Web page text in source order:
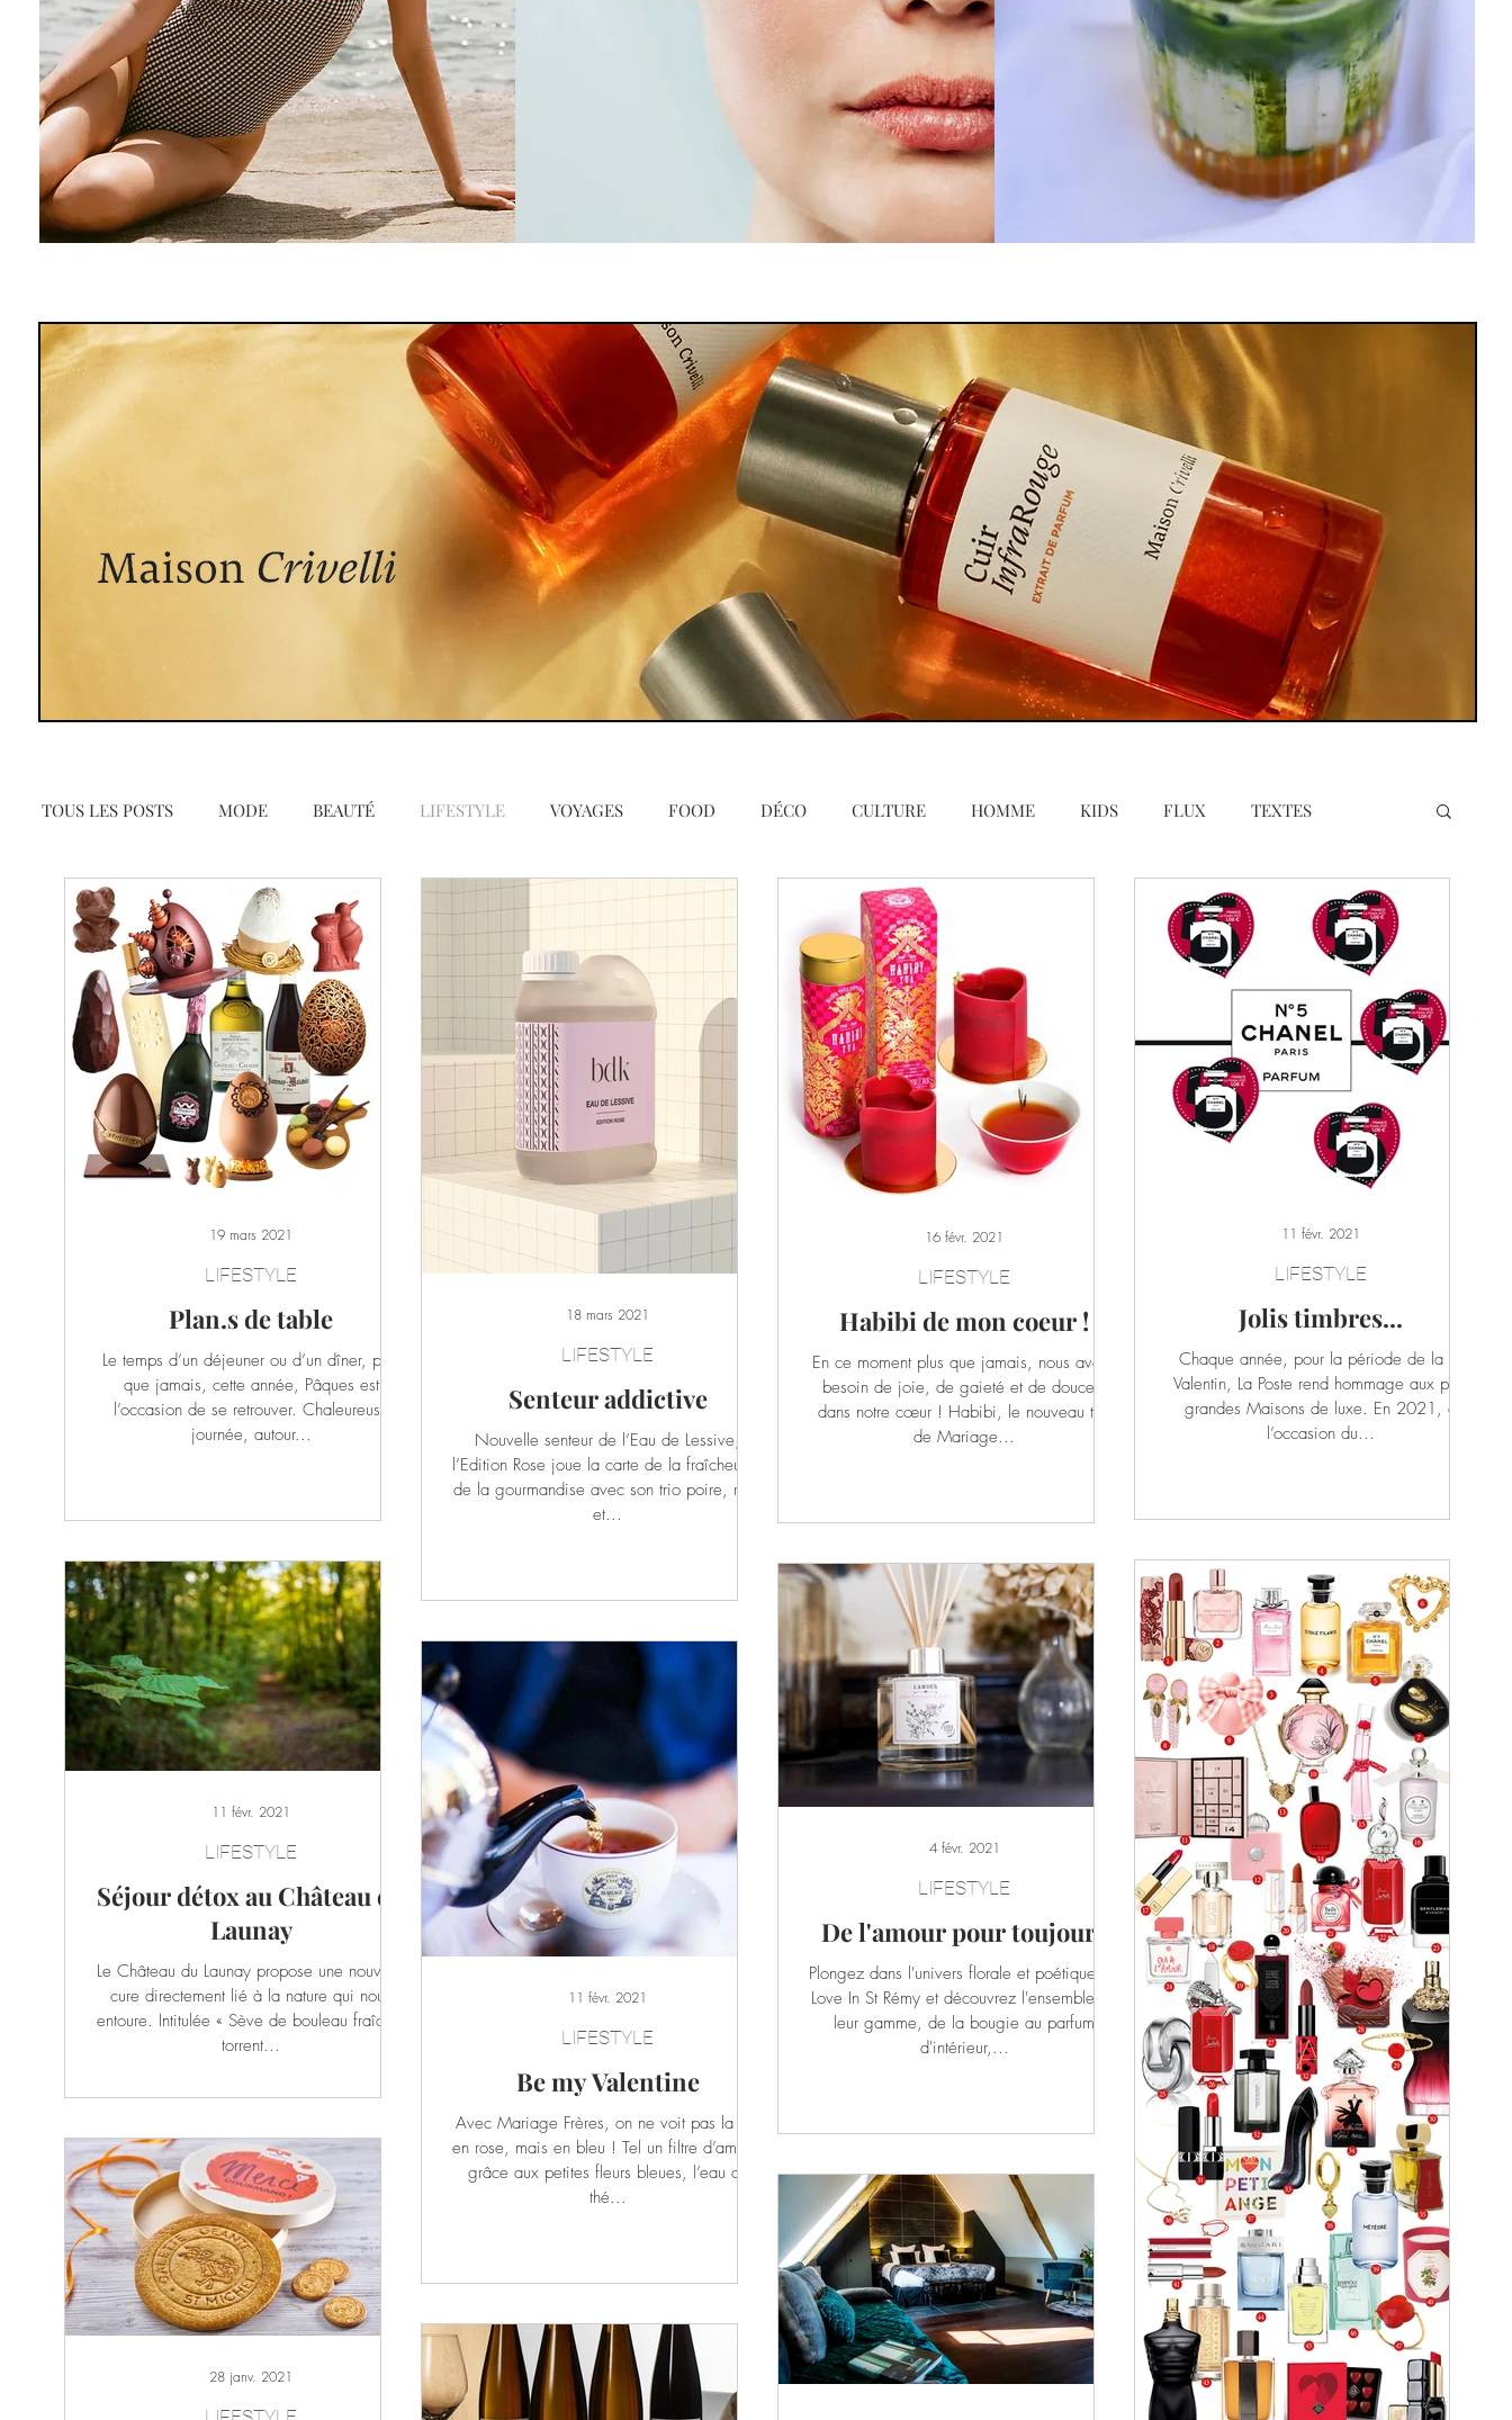
TOUS LES POSTS MODE BEAUTÉ LIFESTYLE VOYAGES FOOD DÉCO CULTURE HOMME KIDS FLUX TEXTES
Plan.s de table
Le temps d’un déjeuner ou d’un dîner, plus
que jamais, cette année, Pâques est
l’occasion de se retrouver. Chaleureuse
journée, autour...
LIFESTYLE
19 mars 2021
Senteur addictive
Nouvelle senteur de l’Eau de Lessive,
l’Edition Rose joue la carte de la fraîcheur et
de la gourmandise avec son trio poire, rose
et...
LIFESTYLE
18 mars 2021 Habibi de mon coeur !
En ce moment plus que jamais, nous avons
besoin de joie, de gaieté et de douceur
dans notre cœur ! Habibi, le nouveau thé
de Mariage...
LIFESTYLE
16 févr. 2021
Jolis timbres...
Chaque année, pour la période de la St
Valentin, La Poste rend hommage aux plus
grandes Maisons de luxe. En 2021, à
l’occasion du...
LIFESTYLE
11 févr. 2021
Séjour détox au Château du
Launay
Le Château du Launay propose une nouvelle
cure directement lié à la nature qui nous
entoure. Intitulée « Sève de bouleau fraîche,
torrent...
LIFESTYLE
11 févr. 2021
Be my Valentine
Avec Mariage Frères, on ne voit pas la vie
en rose, mais en bleu ! Tel un filtre d’amour,
grâce aux petites fleurs bleues, l’eau du
thé...
LIFESTYLE
11 févr. 2021
De l'amour pour toujours
Plongez dans l'univers florale et poétique de
Love In St Rémy et découvrez l'ensemble de
leur gamme, de la bougie au parfum
d'intérieur,...
LIFESTYLE
4 févr. 2021
28 janv. 2021